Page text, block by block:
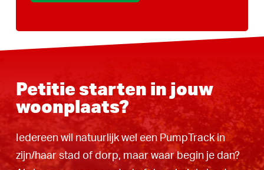
Petitie starten in jouw
woonplaats?
Iedereen wil natuurlijk wel een PumpTrack in
zijn/haar stad of dorp, maar waar begin je dan?